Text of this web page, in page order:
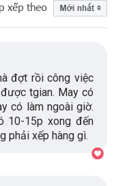
đợt rồi công việc
tgian. May có
có làm ngoài giờ.
10-15p xong đến
phải xếp hàng gì.